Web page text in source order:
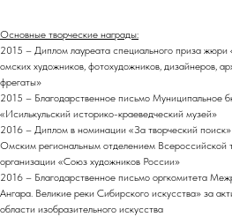
Основные творческие награды:
2015 – Диплом лауреата специального приза
омских художников, фотохудожников, дизайнеров,
фрегаты»
2015 – Благодарственное письмо Муниципальное
«Исилькульский историко-краеведческий музей»
2016 – Диплом в номинации «За творческий
Омским региональным отделением Всероссийской
организации «Союз художников России»
2016 – Благодарственное письмо оргкомитета
Ангара. Великие реки Сибирского искусства» за
области изобразительного искусства